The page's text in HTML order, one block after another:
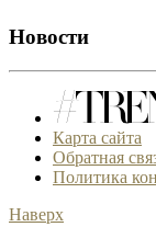
Новости
Карта сайта
Обратная
Политика
Наверх